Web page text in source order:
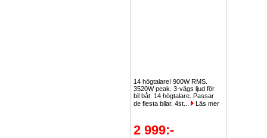
14 högtalare! 900W RMS.
3520W peak. 3-vägs ljud för
bil båt. 14 högtalare. Passar
de flesta bilar. 4st...
Läs mer
2 999:-